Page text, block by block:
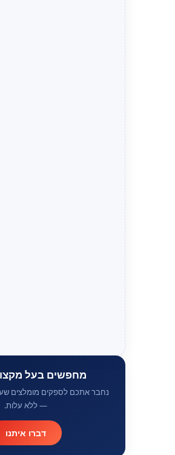
מחפשים בעל
נחבר אתכם לספקים מומלצים
— ללא עלות.
דברו איתנו